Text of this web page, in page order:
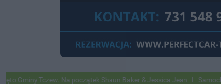
Gminy Tczew. Na początek Shaun Baker & Jessica Jean